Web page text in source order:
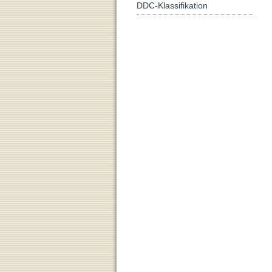
DDC-Klassifikation